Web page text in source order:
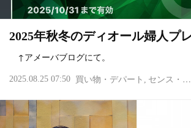
2025年秋冬のディオール婦人プ
↑アメーバブログにて。
2025.08.25 07:50 買い物・デパート センス・感性